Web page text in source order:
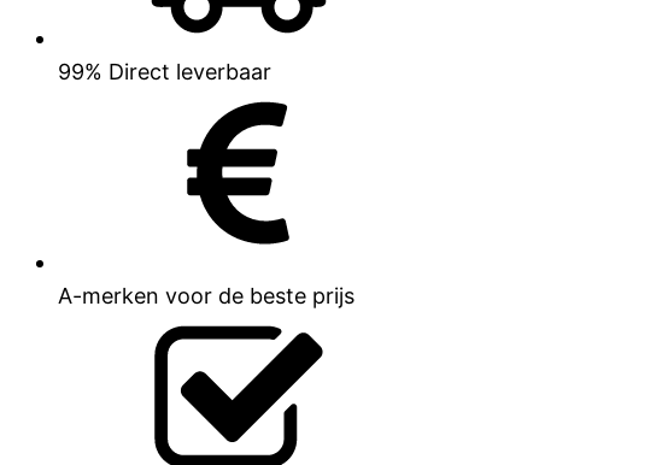
99% Direct leverbaar
A-merken voor de beste prijs